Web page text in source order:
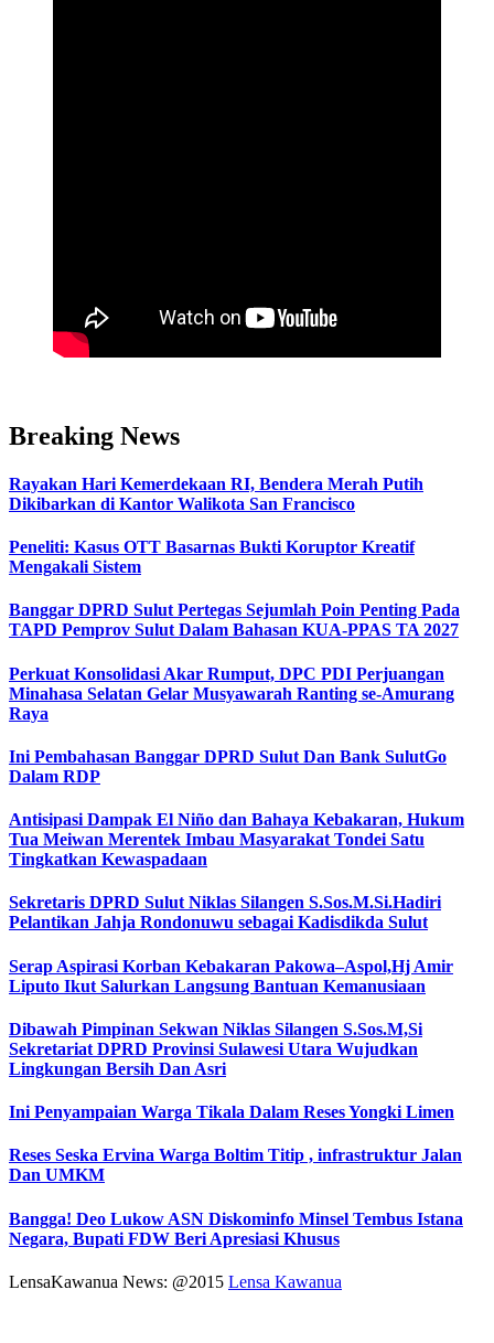
Breaking News
Rayakan Hari Kemerdekaan RI, Bendera Merah Putih
Dikibarkan di Kantor Walikota San Francisco
Peneliti: Kasus OTT Basarnas Bukti Koruptor Kreatif
Mengakali Sistem
Banggar DPRD Sulut Pertegas Sejumlah Poin Penting Pada
TAPD Pemprov Sulut Dalam Bahasan KUA-PPAS TA 2027
Perkuat Konsolidasi Akar Rumput, DPC PDI Perjuangan
Minahasa Selatan Gelar Musyawarah Ranting se-Amurang
Raya
Ini Pembahasan Banggar DPRD Sulut Dan Bank SulutGo
Dalam RDP
Antisipasi Dampak El Niño dan Bahaya Kebakaran, Hukum
Tua Meiwan Merentek Imbau Masyarakat Tondei Satu
Tingkatkan Kewaspadaan
Sekretaris DPRD Sulut Niklas Silangen S.Sos.M.Si.Hadiri
Pelantikan Jahja Rondonuwu sebagai Kadisdikda Sulut
Serap Aspirasi Korban Kebakaran Pakowa–Aspol,Hj Amir
Liputo Ikut Salurkan Langsung Bantuan Kemanusiaan
Dibawah Pimpinan Sekwan Niklas Silangen S.Sos.M,Si
Sekretariat DPRD Provinsi Sulawesi Utara Wujudkan
Lingkungan Bersih Dan Asri
Ini Penyampaian Warga Tikala Dalam Reses Yongki Limen
Reses Seska Ervina Warga Boltim Titip , infrastruktur Jalan
Dan UMKM
Bangga! Deo Lukow ASN Diskominfo Minsel Tembus Istana
Negara, Bupati FDW Beri Apresiasi Khusus‎
LensaKawanua News: @2015 Lensa Kawanua